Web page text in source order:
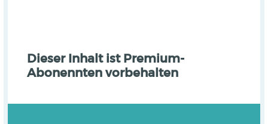
Dieser Inhalt ist Premium-
Abonennten vorbehalten